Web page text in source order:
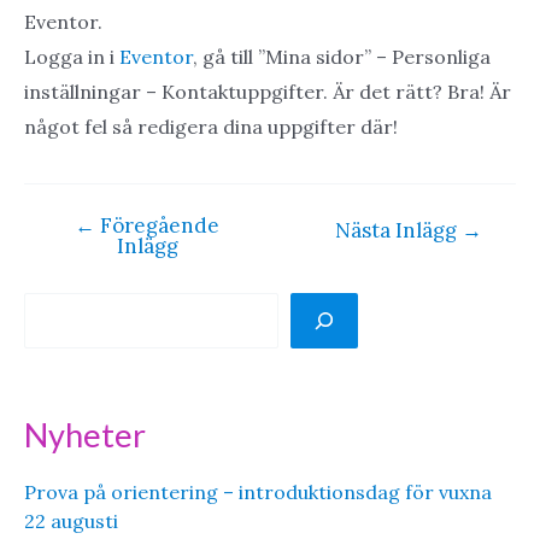
Eventor.
Logga in i Eventor, gå till ”Mina sidor” – Personliga
inställningar – Kontaktuppgifter. Är det rätt? Bra! Är
något fel så redigera dina uppgifter där!
Inläggsnavigering
← Föregående
Inlägg
Nästa Inlägg →
Nyheter
Prova på orientering – introduktionsdag för vuxna
22 augusti